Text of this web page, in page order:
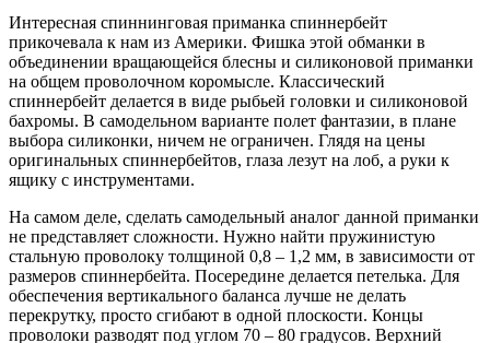
Интересная спиннинговая приманка спиннербейт
прикочевала к нам из Америки. Фишка этой обманки в
объединении вращающейся блесны и силиконовой приманки
на общем проволочном коромысле. Классический
спиннербейт делается в виде рыбьей головки и силиконовой
бахромы. В самодельном варианте полет фантазии, в плане
выбора силиконки, ничем не ограничен. Глядя на цены
оригинальных спиннербейтов, глаза лезут на лоб, а руки к
ящику с инструментами.
На самом деле, сделать самодельный аналог данной приманки
не представляет сложности. Нужно найти пружинистую
стальную проволоку толщиной 0,8 – 1,2 мм, в зависимости от
размеров спиннербейта. Посередине делается петелька. Для
обеспечения вертикального баланса лучше не делать
перекрутку, просто сгибают в одной плоскости. Концы
проволоки разводят под углом 70 – 80 градусов. Верхний